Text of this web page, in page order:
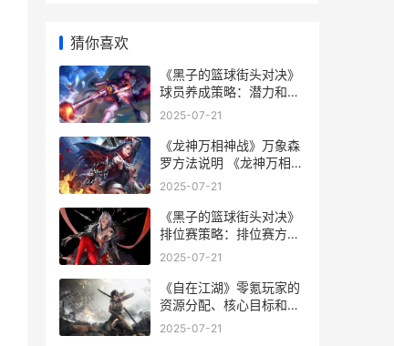
猜你喜欢
《黑子的篮球街头对决》
球员养成策略：潜力和特
性系统详细解答 黑子的篮
2025-07-21
《龙神万相神战》万象森
罗方法说明 《龙神万相神
战》
2025-07-21
《黑子的篮球街头对决》
排位赛策略：排位赛方法
详细解答&规则 黑子的篮
2025-07-21
《自在江湖》零氪玩家的
资源分配、核心目标和优
先级 江湖不远,自在相逢
2025-07-21